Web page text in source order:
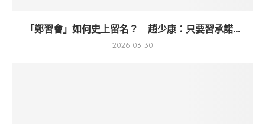
「鄭習會」如何史上留名？ 趙少康：只要習承諾...
2026-03-30